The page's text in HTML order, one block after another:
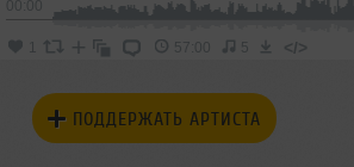
57:00 5 </>
ПОДДЕРЖАТЬ АРТИСТА